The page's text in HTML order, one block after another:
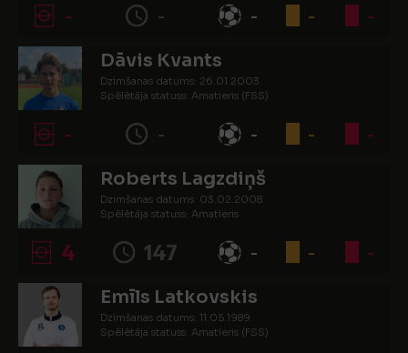
- - - - -
Dāvis Kvants
Dzimšanas datums: 26.01.2003.
Spēlētāja statuss: Amatieris (FSS)
- - - - -
Roberts Lagzdiņš
Dzimšanas datums: 03.02.2008.
Spēlētāja statuss: Amatieris
4 147 - - -
Emīls Latkovskis
Dzimšanas datums: 11.05.1989.
Spēlētāja statuss: Amatieris (FSS)